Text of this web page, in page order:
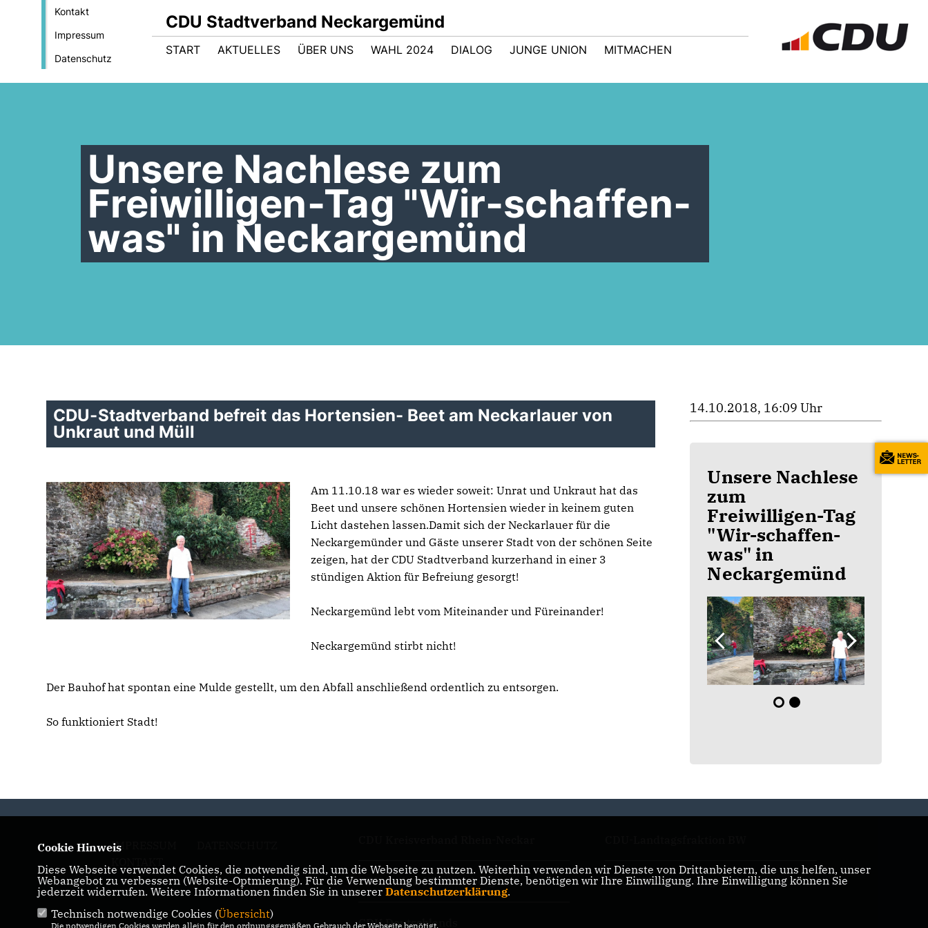
Kontakt
Impressum
Datenschutz
CDU Stadtverband Neckargemünd
START AKTUELLES ÜBER UNS WAHL 2024 DIALOG JUNGE UNION MITMACHEN
Unsere Nachlese zum
Freiwilligen-Tag "Wir-schaffen-
was" in Neckargemünd
CDU-Stadtverband befreit das Hortensien- Beet am Neckarlauer von
Unkraut und Müll
Am 11.10.18 war es wieder soweit: Unrat und Unkraut hat das
Beet und unsere schönen Hortensien wieder in keinem guten
Licht dastehen lassen.Damit sich der Neckarlauer für die
Neckargemünder und Gäste unserer Stadt von der schönen Seite
zeigen, hat der CDU Stadtverband kurzerhand in einer 3
stündigen Aktion für Befreiung gesorgt!
Neckargemünd lebt vom Miteinander und Füreinander!
Neckargemünd stirbt nicht!
Der Bauhof hat spontan eine Mulde gestellt, um den Abfall anschließend ordentlich zu entsorgen.
So funktioniert Stadt!
14.10.2018, 16:09 Uhr
Unsere Nachlese
zum
Freiwilligen-Tag
"Wir-schaffen-
was" in
Neckargemünd
IMPRESSUM
KONTAKT
CDU Baden-Württemberg
CDU Deutschlands
CDU/CSU Bundestagsfraktion
Cookie Hinweis
Diese Webseite verwendet Cookies, die notwendig sind, um die Webseite zu nutzen. Weiterhin verwenden wir Dienste von Drittanbietern, die uns helfen, unser
Webangebot zu verbessern (Website-Optmierung). Für die Verwendung bestimmter Dienste, benötigen wir Ihre Einwilligung. Ihre Einwilligung können Sie
jederzeit widerrufen. Weitere Informationen finden Sie in unserer Datenschutzerklärung.
Technisch notwendige Cookies (Übersicht)
Die notwendigen Cookies werden allein für den ordnungsgemäßen Gebrauch der Webseite benötigt.